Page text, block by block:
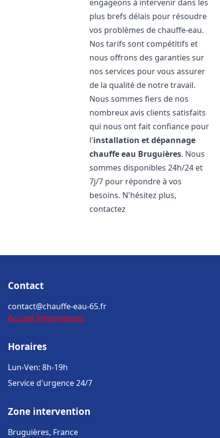
engageons à intervenir dans les
plus brefs délais pour résoudre
vos problèmes de chauffe-eau.
Nos tarifs sont compétitifs et
nous offrons des garanties sur
nos services pour vous assurer
de la qualité de notre travail.
Nous sommes fiers de nos
nombreux avis clients satisfaits
qui nous ont fait confiance pour
l'installation et dépannage
chauffe eau Bruguières. Nous
sommes disponibles 24h/24 et
7j/7 pour répondre à vos
besoins. N'hésitez plus,
contactez
Contact
contact@chauffe-eau-65.fr
Accueil Informations
Horaires
Lun-Ven: 8h-19h
Service d'urgence 24/7
Zone intervention
Bruguières, France